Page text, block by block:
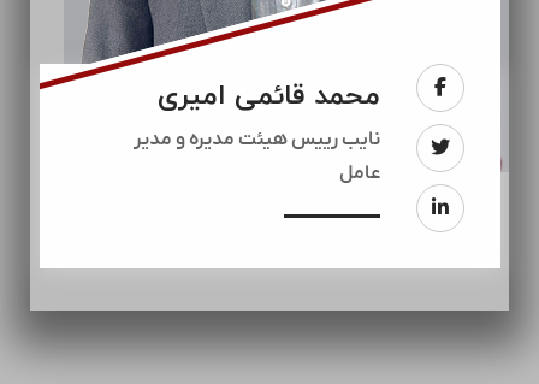
محمد قائمی امیری
نایب رییس هیئت مدیره و مدیر
عامل